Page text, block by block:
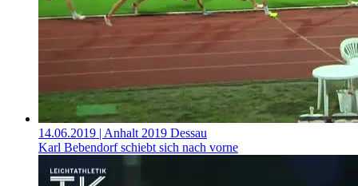
14.06.2019 | Anhalt 2019 Dessau
Karl Bebendorf schiebt sich nach vorne